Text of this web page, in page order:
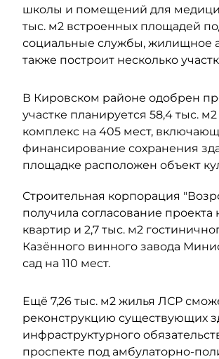
школы и помещений для
тыс. м2 встроенных площадей
социальные службы, жилищное
также построит несколько
В Кировском районе одобрен
участке планируется 58,4 тыс.
комплекс на 405 мест,
финансирование сохранения
площадке расположен объект
Строительная корпорация
получила согласование
квартир и 2,7 тыс. м2
Казённого винного завода
сад на 110 мест.
Ещё 7,26 тыс. м2 жилья ЛСР
реконструкцию существующих
инфраструктурного
проспекте под амбулаторно-